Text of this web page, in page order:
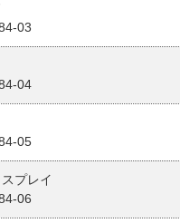
03
04
05
プレイ
06